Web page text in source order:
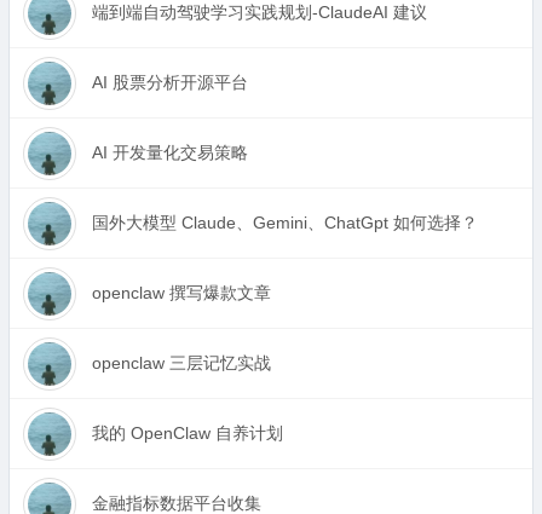
端到端自动驾驶学习实践规划-ClaudeAI 建议
AI 股票分析开源平台
AI 开发量化交易策略
国外大模型 Claude、Gemini、ChatGpt 如何选择？
openclaw 撰写爆款文章
openclaw 三层记忆实战
我的 OpenClaw 自养计划
金融指标数据平台收集